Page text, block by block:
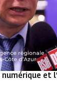
numérique et